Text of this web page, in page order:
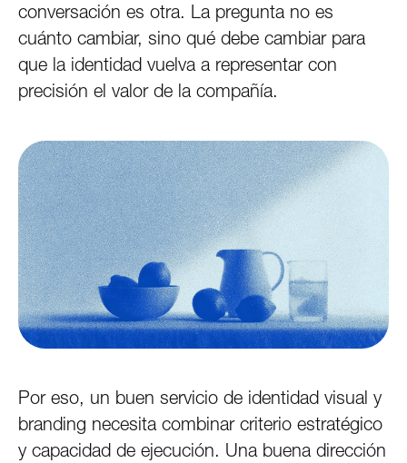
conversación es otra. La pregunta no es
cuánto cambiar, sino qué debe cambiar para
que la identidad vuelva a representar con
precisión el valor de la compañía.
Por eso, un buen servicio de identidad visual y
branding necesita combinar criterio estratégico
y capacidad de ejecución. Una buena dirección